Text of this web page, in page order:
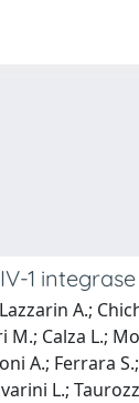
1
A.;
Calza L.;
A.; Ferrara
L.;